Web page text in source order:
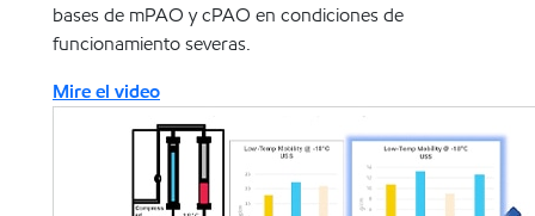
bases de mPAO y cPAO en condiciones de
funcionamiento severas.
Mire el video